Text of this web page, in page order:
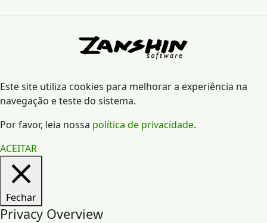
Este site utiliza cookies para melhorar a experiência na
navegação e teste do sistema.
Por favor, leia nossa política de privacidade.
ACEITAR
Fechar
Privacy Overview